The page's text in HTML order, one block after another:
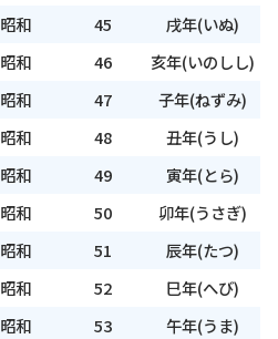
昭和 45 戌年(いぬ)
昭和 46 亥年(いのしし)
昭和 47 子年(ねずみ)
昭和 48 丑年(うし)
昭和 49 寅年(とら)
昭和 50 卯年(うさぎ)
昭和 51 辰年(たつ)
昭和 52 巳年(へび)
昭和 53 午年(うま)